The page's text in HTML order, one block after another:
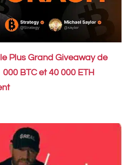
Plus Grand Giveaway de
BTC et 40 000 ETH